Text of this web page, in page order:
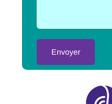
Alternative: